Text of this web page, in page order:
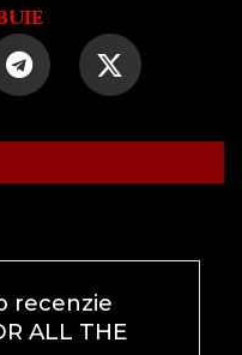
recenzie
ALL THE